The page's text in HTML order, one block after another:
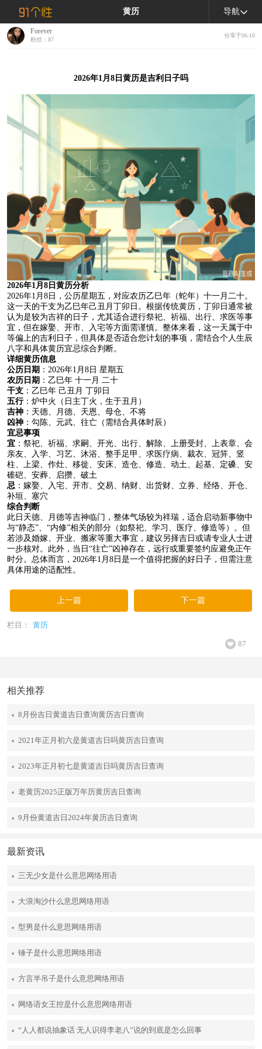
黄历 导航
Forever
粉丝：87
分享于06-10
2026年1月8日黄历是吉利日子吗
2026年1月8日黄历分析
2026年1月8日，公历星期五，对应农历乙巳年（蛇年）十一月二十。
这一天的干支为乙巳年己丑月丁卯日。根据传统黄历，丁卯日通常被
认为是较为吉祥的日子，尤其适合进行祭祀、祈福、出行、求医等事
宜，但在嫁娶、开市、入宅等方面需谨慎。整体来看，这一天属于中
等偏上的吉利日子，但具体是否适合您计划的事项，需结合个人生辰
八字和具体黄历宜忌综合判断。
详细黄历信息
公历日期 ：2026年1月8日 星期五
农历日期 ：乙巳年 十一月 二十
干支 ：乙巳年 己丑月 丁卯日
五行：炉中火（日主丁火，生于丑月）
吉神 ：天德、月德、天恩、母仓、不将
凶神 ：勾陈、元武、往亡（需结合具体时辰）
宜忌事项
宜 ：祭祀、祈福、求嗣、开光、出行、解除、上册受封、上表章、会
亲友、入学、习艺、沐浴、整手足甲、求医疗病、裁衣、冠笄、竖
柱、上梁、作灶、移徙、安床、造仓、修造、动土、起基、定磉、安
碓硙、安葬、启攒、破土
忌 ：嫁娶、入宅、开市、交易、纳财、出货财、立券、经络、开仓、
补垣、塞穴
综合判断
此日天德、月德等吉神临门，整体气场较为祥瑞，适合启动新事物中
与“静态”、“内修”相关的部分（如祭祀、学习、医疗、修造等）。但
若涉及婚嫁、开业、搬家等重大事宜，建议另择吉日或请专业人士进
一步核对。此外，当日“往亡”凶神存在，远行或重要签约应避免正午
时分。总体而言，2026年1月8日是一个值得把握的好日子，但需注意
具体用途的适配性。
上一篇 下一篇
栏目： 黄历
87
相关推荐
8月份吉日黄道吉日查询黄历吉日查询
2021年正月初六是黄道吉日吗黄历吉日查询
2023年正月初七是黄道吉日吗黄历吉日查询
老黄历2025正版万年历黄历吉日查询
9月份黄道吉日2024年黄历吉日查询
最新资讯
三无少女是什么意思网络用语
大浪淘沙什么意思网络用语
型男是什么意思网络用语
锤子是什么意思网络用语
方言半吊子是什么意思网络用语
网络语女王控是什么意思网络用语
“人人都说抽象话 无人识得李老八”说的到底是怎么回事